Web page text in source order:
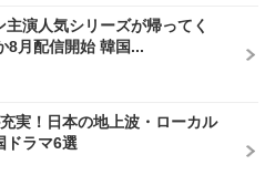
主演人気シリーズが帰ってく
8月配信開始 韓国...
実！日本の地上波・ローカル
ドラマ6選